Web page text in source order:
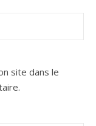
site dans le